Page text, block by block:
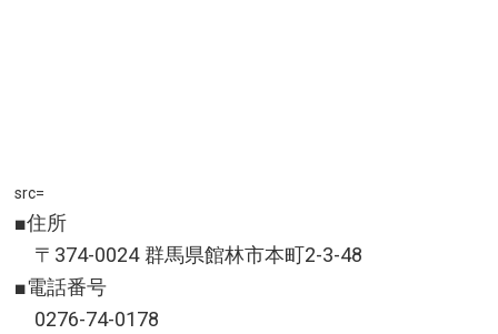
src=
■住所
〒374-0024 群馬県館林市本町2-3-48
■電話番号
0276-74-0178